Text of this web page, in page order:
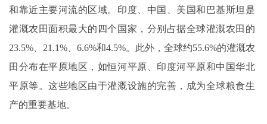
和靠近主要河流的区域。印度、中国、美国和巴基斯坦是
灌溉农田面积最大的四个国家，分别占据全球灌溉农田的
23.5%、21.1%、6.6%和4.5%。此外，全球约55.6%的灌溉农
田分布在平原地区，如恒河平原、印度河平原和中国华北
平原等。这些地区由于灌溉设施的完善，成为全球粮食生
产的重要基地。